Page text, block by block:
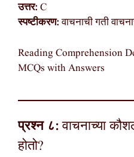
उत्तर: C
स्पष्टीकरण:वाचनाची गती
Reading Comprehension
MCQs with Answers
प्रश्न ८:वाचनाच्या
होतो?